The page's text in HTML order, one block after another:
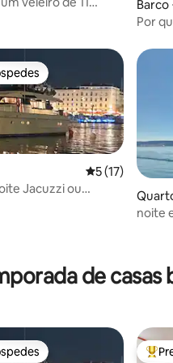
Barco
Por
avaliações
dos hóspedes
5 de uma
5 (17)
Jacuzzi ou
tigues
noite
de casas
dos hóspedes